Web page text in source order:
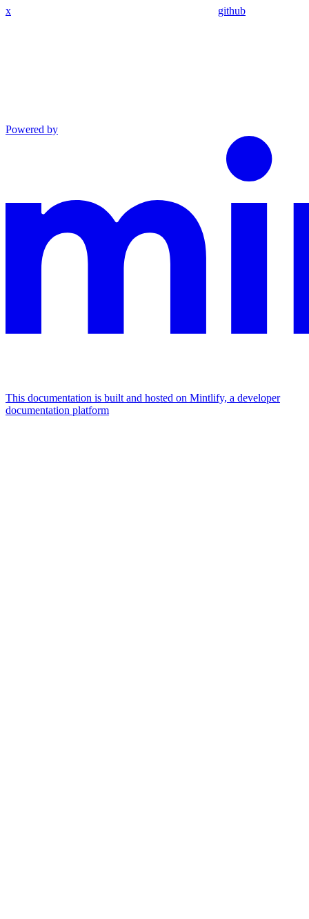
x github
Powered by
This documentation is built and hosted on Mintlify, a developer
documentation platform